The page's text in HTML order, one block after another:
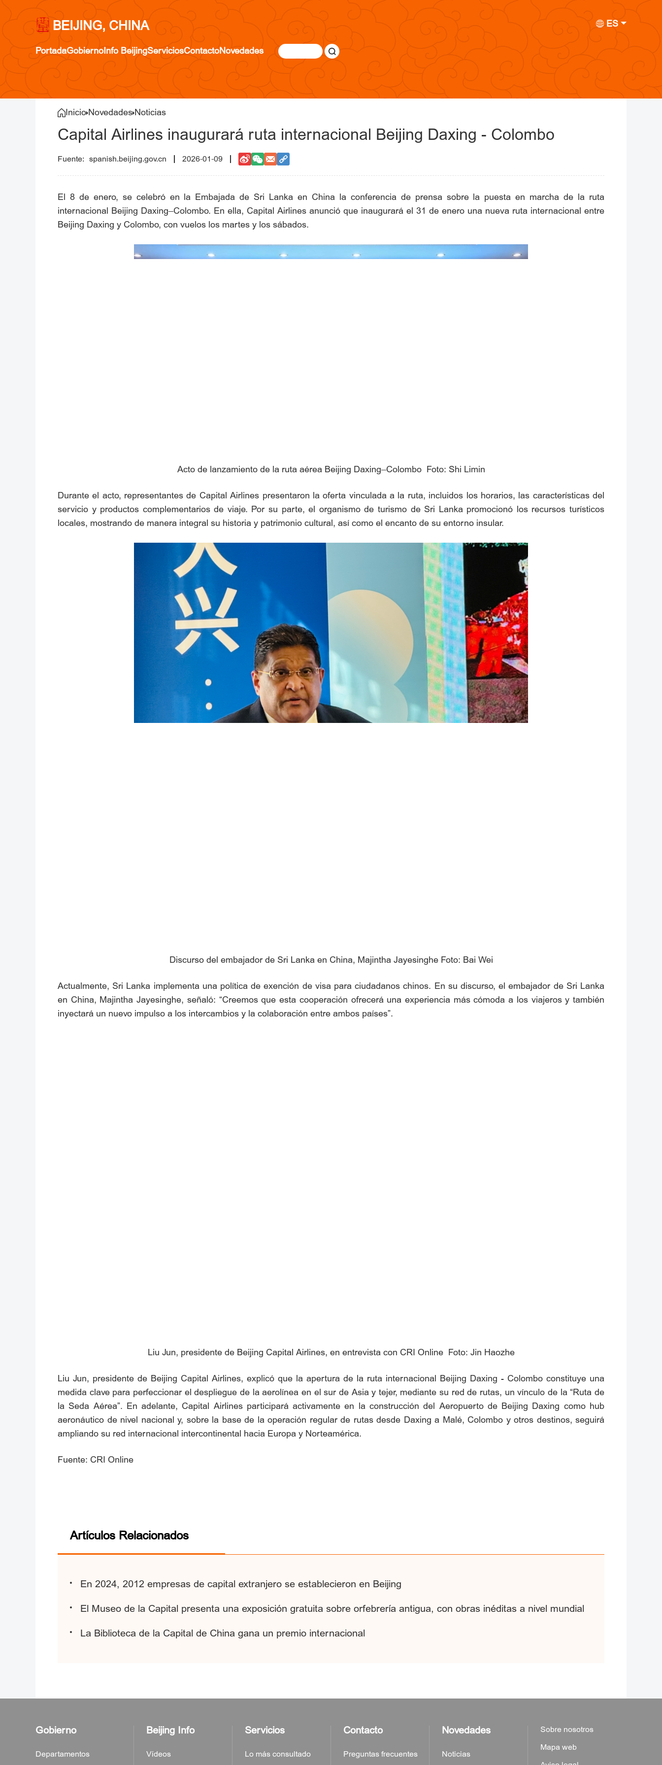
BEIJING, CHINA ES
PortadaGobiernoInfo BeijingServiciosContactoNovedades
Inicio Novedades Noticias
Capital Airlines inaugurará ruta internacional Beijing Daxing - Colombo
spanish.beijing.gov.cn 2026-01-09
El 8 de enero, se celebró en la Embajada de Sri Lanka en China la conferencia de prensa sobre la puesta en marcha de la ruta
internacional Beijing Daxing–Colombo. En ella, Capital Airlines anunció que inaugurará el 31 de enero una nueva ruta internacional entre
Beijing Daxing y Colombo, con vuelos los martes y los sábados.
Acto de lanzamiento de la ruta aérea Beijing Daxing–Colombo Foto: Shi Limin
Durante el acto, representantes de Capital Airlines presentaron la oferta vinculada a la ruta, incluidos los horarios, las características del
servicio y productos complementarios de viaje. Por su parte, el organismo de turismo de Sri Lanka promocionó los recursos turísticos
locales, mostrando de manera integral su historia y patrimonio cultural, así como el encanto de su entorno insular.
Discurso del embajador de Sri Lanka en China, Majintha Jayesinghe Foto: Bai Wei
Actualmente, Sri Lanka implementa una política de exención de visa para ciudadanos chinos. En su discurso, el embajador de Sri Lanka
en China, Majintha Jayesinghe, señaló: “Creemos que esta cooperación ofrecerá una experiencia más cómoda a los viajeros y también
inyectará un nuevo impulso a los intercambios y la colaboración entre ambos países”.
Liu Jun, presidente de Beijing Capital Airlines, en entrevista con CRI Online Foto: Jin Haozhe
Liu Jun, presidente de Beijing Capital Airlines, explicó que la apertura de la ruta internacional Beijing Daxing - Colombo constituye una
medida clave para perfeccionar el despliegue de la aerolínea en el sur de Asia y tejer, mediante su red de rutas, un vínculo de la “Ruta de
la Seda Aérea”. En adelante, Capital Airlines participará activamente en la construcción del Aeropuerto de Beijing Daxing como hub
aeronáutico de nivel nacional y, sobre la base de la operación regular de rutas desde Daxing a Malé, Colombo y otros destinos, seguirá
ampliando su red internacional intercontinental hacia Europa y Norteamérica.
Fuente: CRI Online
Artículos Relacionados
En 2024, 2012 empresas de capital extranjero se establecieron en Beijing
El Museo de la Capital presenta una exposición gratuita sobre orfebrería antigua, con obras inéditas a nivel mundial
La Biblioteca de la Capital de China gana un premio internacional
Gobierno
Departamentos
Beijing Info
Vídeos
Servicios
Lo más consultado
Contacto
Preguntas frecuentes
Novedades
Noticias
Sobre nosotros
Mapa web